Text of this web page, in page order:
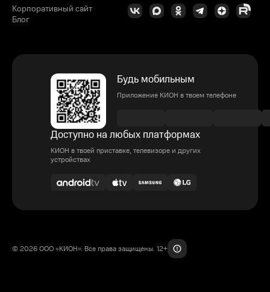
Корпоративный сайт
Блог
Будь мобильным
Приложение КИОН в твоем телефоне
Доступно на любых платформах
КИОН в твоей приставке, телевизоре и других
устройствах
© 2026 ООО «КИОН». Все права защищены. 12+